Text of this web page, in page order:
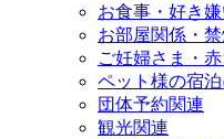
お食事・好き
お部屋関係・
ご妊婦さま・
ペット様の宿
団体予約関連
観光関連